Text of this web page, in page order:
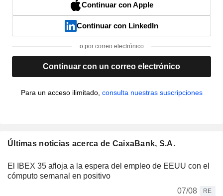
Continuar con Apple
Continuar con LinkedIn
o por correo electrónico
Continuar con un correo electrónico
Para un acceso ilimitado, consulta nuestras suscripciones
Últimas noticias acerca de CaixaBank, S.A.
El IBEX 35 afloja a la espera del empleo de EEUU con el
cómputo semanal en positivo
07/08
RE